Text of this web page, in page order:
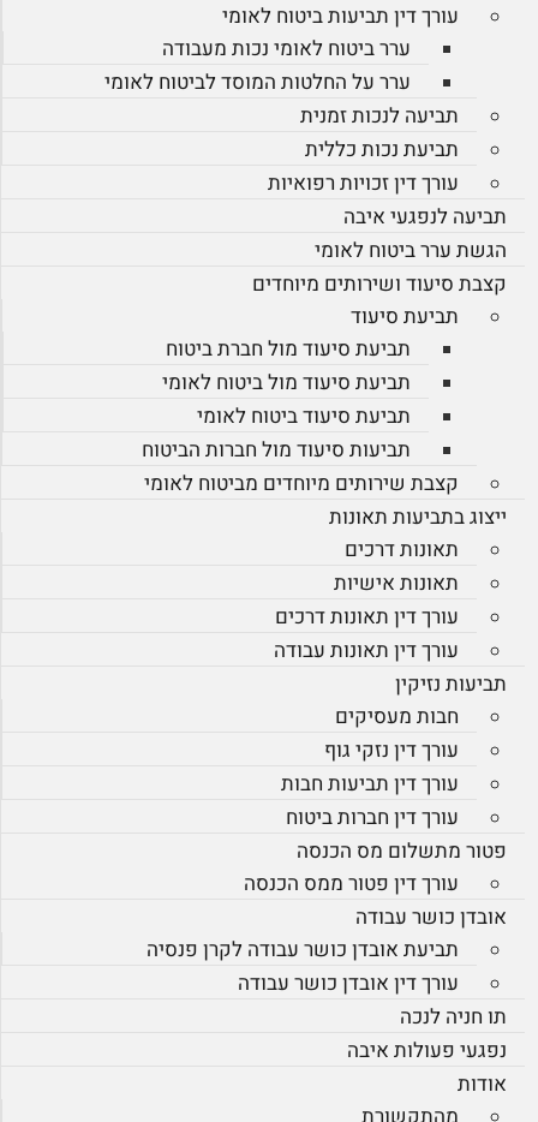
עורך דין תביעות ביטוח לאומי
ערר ביטוח לאומי נכות מעבודה
ערר על החלטות המוסד לביטוח לאומי
תביעה לנכות זמנית
תביעת נכות כללית
עורך דין זכויות רפואיות
תביעה לנפגעי איבה
הגשת ערר ביטוח לאומי
קצבת סיעוד ושירותים מיוחדים
תביעת סיעוד
תביעת סיעוד מול חברת ביטוח
תביעת סיעוד מול ביטוח לאומי
תביעת סיעוד ביטוח לאומי
תביעות סיעוד מול חברות הביטוח
קצבת שירותים מיוחדים מביטוח לאומי
ייצוג בתביעות תאונות
תאונות דרכים
תאונות אישיות
עורך דין תאונות דרכים
עורך דין תאונות עבודה
תביעות נזיקין
חבות מעסיקים
עורך דין נזקי גוף
עורך דין תביעות חבות
עורך דין חברות ביטוח
פטור מתשלום מס הכנסה
עורך דין פטור ממס הכנסה
אובדן כושר עבודה
תביעת אובדן כושר עבודה לקרן פנסיה
עורך דין אובדן כושר עבודה
תו חניה לנכה
נפגעי פעולות איבה
אודות